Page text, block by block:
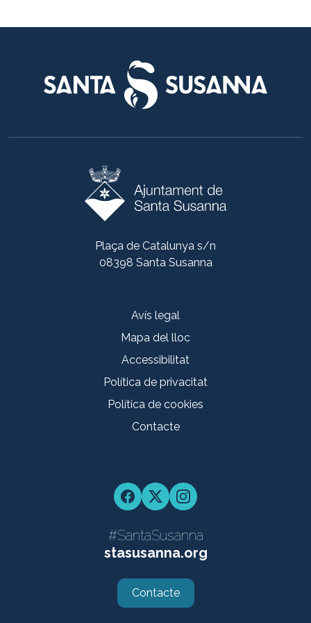
Plaça de Catalunya s/n
08398 Santa Susanna
Avís legal
Mapa del lloc
Accessibilitat
Política de privacitat
Política de cookies
Contacte
Facebook
TwitterInstagram
#SantaSusanna
stasusanna.org
Contacte